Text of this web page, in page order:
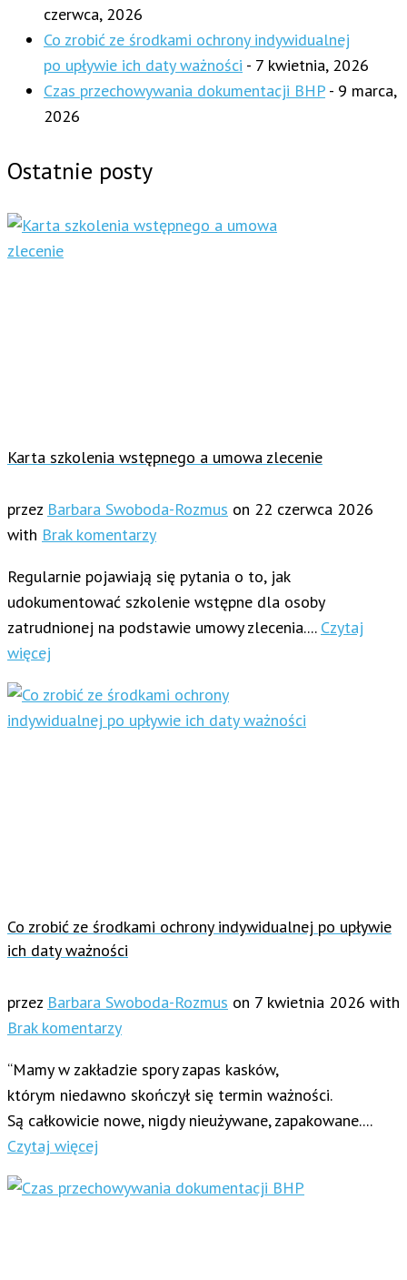
czerwca, 2026
Co zrobić ze środkami ochrony indywidualnej
po upływie ich daty ważności - 7 kwietnia, 2026
Czas przechowywania dokumentacji BHP - 9 marca,
2026
Ostatnie posty
Karta szkolenia wstępnego a umowa zlecenie
przez Barbara Swoboda-Rozmus on 22 czerwca 2026
with Brak komentarzy
Regularnie pojawiają się pytania o to, jak
udokumentować szkolenie wstępne dla osoby
zatrudnionej na podstawie umowy zlecenia.... Czytaj
więcej
Co zrobić ze środkami ochrony indywidualnej po upływie
ich daty ważności
przez Barbara Swoboda-Rozmus on 7 kwietnia 2026 with
Brak komentarzy
“Mamy w zakładzie spory zapas kasków,
którym niedawno skończył się termin ważności.
Są całkowicie nowe, nigdy nieużywane, zapakowane....
Czytaj więcej